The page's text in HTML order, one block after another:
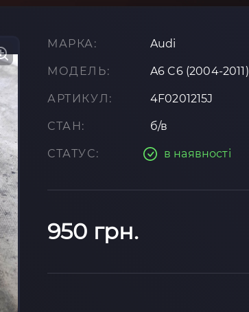
МАРКА: Audi
МОДЕЛЬ: A6 C6 (2004-2011)
АРТИКУЛ: 4F0201215J
СТАН: б/в
СТАТУС: в наявності
950 грн.